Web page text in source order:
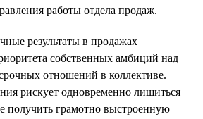
работы отдела продаж.
результаты в продажах
собственных амбиций над
отношений в коллективе.
рискует одновременно лишиться
получить грамотно выстроенную